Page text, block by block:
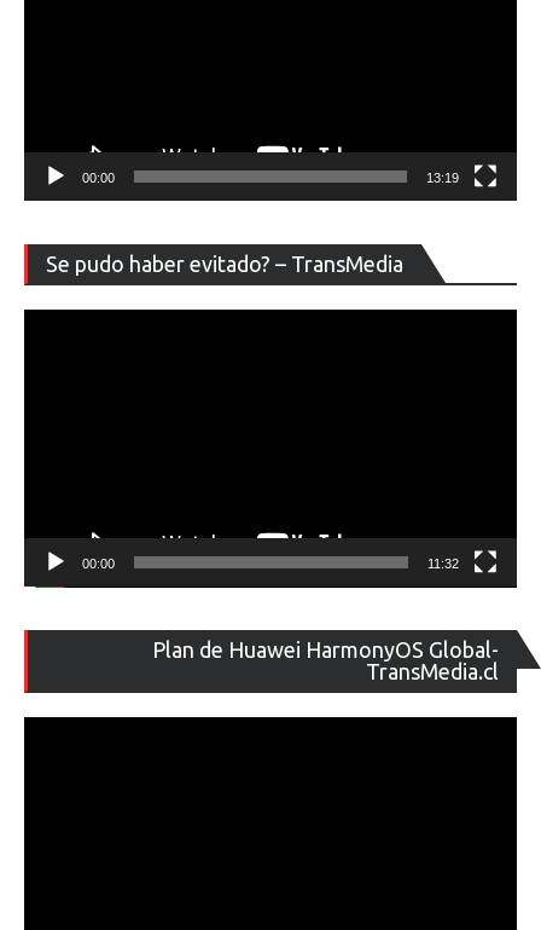
00:00 13:19
Se pudo haber evitado? – TransMedia
de
00:00 11:32
Plan de Huawei HarmonyOS Global-
TransMedia.cl
de